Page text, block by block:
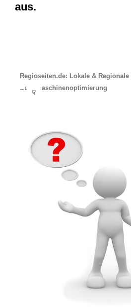
aus.
Regioseiten.de: Lokale & Regionale
Suchmaschinenoptimierung
☟